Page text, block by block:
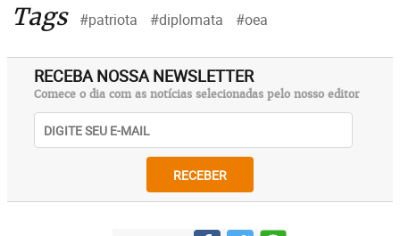
Tags #patriota #diplomata #oea
RECEBA NOSSA NEWSLETTER
Comece o dia com as notícias selecionadas pelo nosso editor
RECEBER